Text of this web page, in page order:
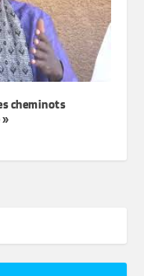
cheminots
»